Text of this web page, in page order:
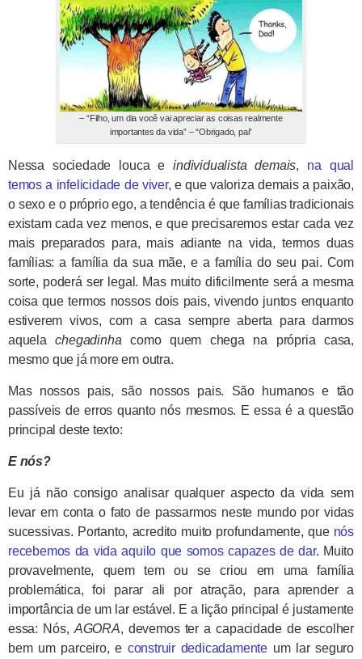
– “Filho, um dia você vai apreciar as coisas realmente
importantes da vida” – “Obrigado, pai”
Nessa sociedade louca eindividualista demais, na qual
temos a infelicidade de viver, e que valoriza demais a paixão,
o sexo e o próprio ego, a tendência é que famílias tradicionais
existam cada vez menos, e que precisaremos estar cada vez
mais preparados para, mais adiante na vida, termos duas
famílias: a família da sua mãe, e a família do seu pai. Com
sorte, poderá ser legal. Mas muito dificilmente será a mesma
coisa que termos nossos dois pais, vivendo juntos enquanto
estiverem vivos, com a casa sempre aberta para darmos
aquelachegadinha como quem chega na própria casa,
mesmo que já more em outra.
Mas nossos pais, são nossos pais. São humanos e tão
passíveis de erros quanto nós mesmos. E essa é a questão
principal deste texto:
E nós?
Eu já não consigo analisar qualquer aspecto da vida sem
levar em conta o fato de passarmos neste mundo por vidas
sucessivas. Portanto, acredito muito profundamente, que nós
recebemos da vida aquilo que somos capazes de dar. Muito
provavelmente, quem tem ou se criou em uma família
problemática, foi parar ali por atração, para aprender a
importância de um lar estável. E a lição principal é justamente
essa: Nós, AGORA, devemos ter a capacidade de escolher
bem um parceiro, e construir dedicadamente um lar seguro